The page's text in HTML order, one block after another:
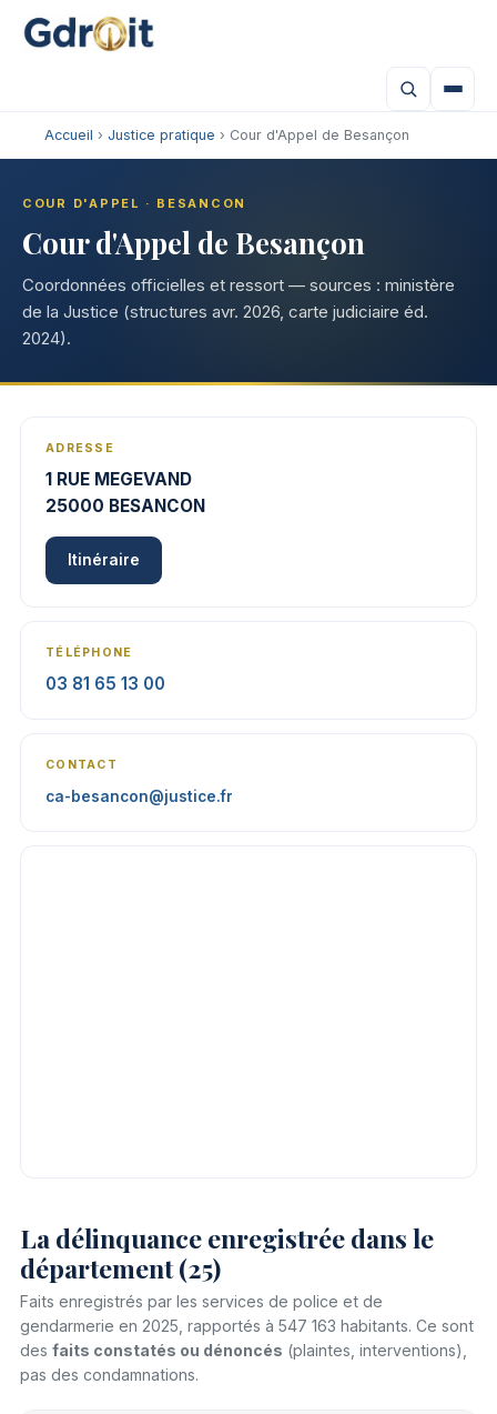
Accueil › Justice pratique › Cour d'Appel de Besançon
COUR D'APPEL · BESANCON
Cour d'Appel de Besançon
Coordonnées officielles et ressort — sources : ministère
de la Justice (structures avr. 2026, carte judiciaire éd.
2024).
ADRESSE
1 RUE MEGEVAND
25000 BESANCON
Itinéraire
TÉLÉPHONE
03 81 65 13 00
CONTACT
ca-besancon@justice.fr
La délinquance enregistrée dans le
département (25)
Faits enregistrés par les services de police et de
gendarmerie en 2025, rapportés à 547 163 habitants. Ce sont
des faits constatés ou dénoncés (plaintes, interventions),
pas des condamnations.